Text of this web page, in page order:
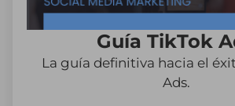
Guía TikTok
La guía definitiva hacia el
Ads.